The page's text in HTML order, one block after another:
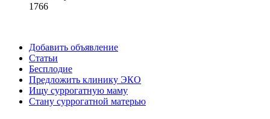
1766
Добавить объявление
Статьи
Бесплодие
Предложить клинику ЭКО
Ищу суррогатную маму
Стану суррогатной матерью